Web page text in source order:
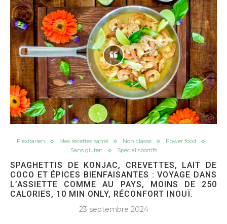
Flexitarien Mes recettes santé Non classé
Power food
Sans gluten
Spécial sportifs
SPAGHETTIS DE KONJAC, CREVETTES, LAIT DE
COCO ET ÉPICES BIENFAISANTES : VOYAGE DANS
L’ASSIETTE COMME AU PAYS, MOINS DE 250
CALORIES, 10 MIN ONLY, RÉCONFORT INOUÏ.
23 septembre 2024